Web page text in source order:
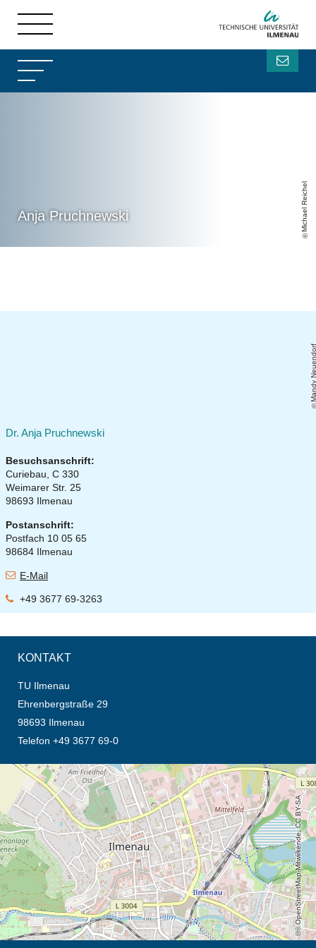
Anja Pruchnewski Michael Reichel
Mandy
Dr. Anja Pruchnewski
Besuchsanschrift:
Curiebau, C 330
Weimarer Str. 25
98693 Ilmenau
Postanschrift:
Postfach 10 05 65
98684 Ilmenau
E-Mail
+49 3677 69-3263
KONTAKT
TU Ilmenau
Ehrenbergstraße 29
98693 Ilmenau
Telefon +49 3677 69-0
Öffnet die Anfahrtsbeschreibung in neuem Tab (Karte)
© OpenStreetMap-Mitwirkende, CC BY-SA